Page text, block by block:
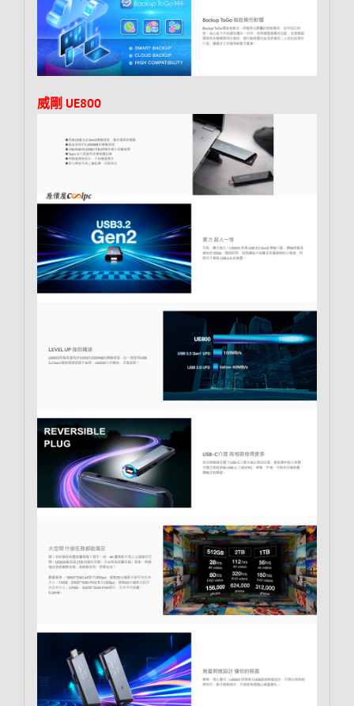
威剛 UE800